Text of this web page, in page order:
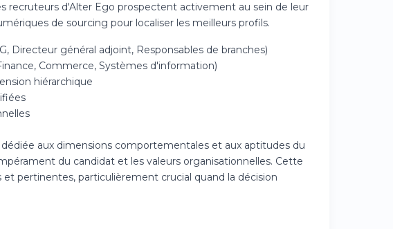
recruteurs d'Alter Ego prospectent activement au sein de leur
de sourcing pour localiser les meilleurs profils.
Directeur général adjoint, Responsables de branches)
Commerce, Systèmes d'information)
hiérarchique
aux dimensions comportementales et aux aptitudes du
du candidat et les valeurs organisationnelles. Cette
pertinentes, particulièrement crucial quand la décision